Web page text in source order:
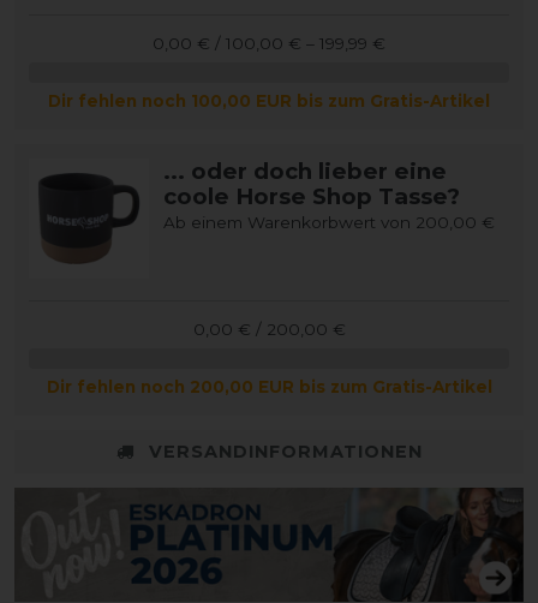
0,00 € / 100,00 € – 199,99 €
Dir fehlen noch 100,00 EUR bis zum Gratis-Artikel
... oder doch lieber eine
coole Horse Shop Tasse?
Ab einem Warenkorbwert von 200,00 €
0,00 € / 200,00 €
Dir fehlen noch 200,00 EUR bis zum Gratis-Artikel
VERSANDINFORMATIONEN